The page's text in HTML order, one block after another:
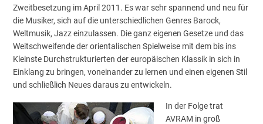
Zweitbesetzung im April 2011. Es war sehr spannend und neu für
die Musiker, sich auf die unterschiedlichen Genres Barock,
Weltmusik, Jazz einzulassen. Die ganz eigenen Gesetze und das
Weitschweifende der orientalischen Spielweise mit dem bis ins
Kleinste Durchstrukturierten der europäischen Klassik in sich in
Einklang zu bringen, voneinander zu lernen und einen eigenen Stil
und schließlich Neues daraus zu entwickeln.
In der Folge trat
AVRAM in groß